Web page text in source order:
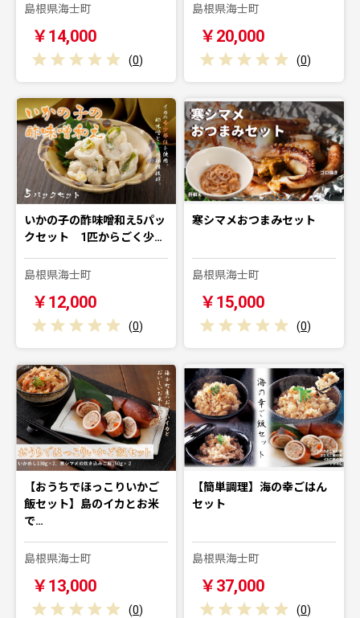
島根県海士町
￥14,000
(0)
島根県海士町
￥20,000
(0)
いかの子の酢味噌和え5パッ
クセット 1匹からごく少…
島根県海士町
￥12,000
(0)
寒シマメおつまみセット
島根県海士町
￥15,000
(0)
【おうちでほっこりいかご
飯セット】島のイカとお米
で…
島根県海士町
￥13,000
(0)
【簡単調理】海の幸ごはん
セット
島根県海士町
￥37,000
(0)